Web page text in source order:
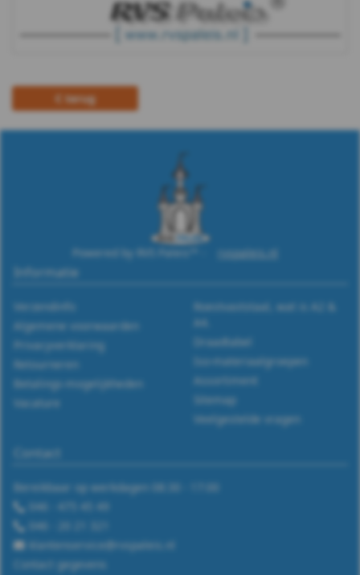
terug
Powered by RVS Paleis™ - rvspaleis.nl
Informatie
Verzendinfo
Algemene voorwaarden
Privacyverklaring
Retourneren
Betalings-mogelijkheden
Vacature
Roestvaststaal, wat is A2 &
A4.
Draadtabel
Iso-materiaalgroepen
Assortiment
Sitemap
Veelgestelde vragen
Contact
Bereikbaar op werkdagen 08:30 - 17:00
046 - 475 45 49
046 - 20 21 321
klantenservice@rvspaleis.nl
Contact gegevens